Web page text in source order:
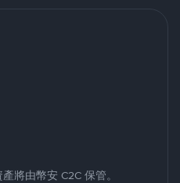
將由幣安 C2C 保管。